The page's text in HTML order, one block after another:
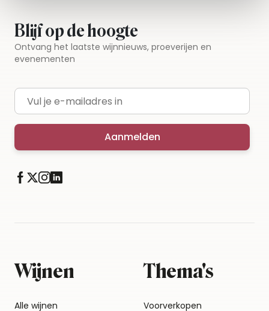
Blijf op de hoogte
Ontvang het laatste wijnnieuws, proeverijen en
evenementen
E-mailadres
Aanmelden
Wijnen
Alle wijnen
Thema's
Voorverkopen